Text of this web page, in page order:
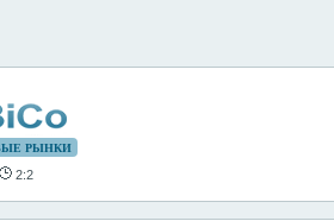
РЫНКИ
2:2